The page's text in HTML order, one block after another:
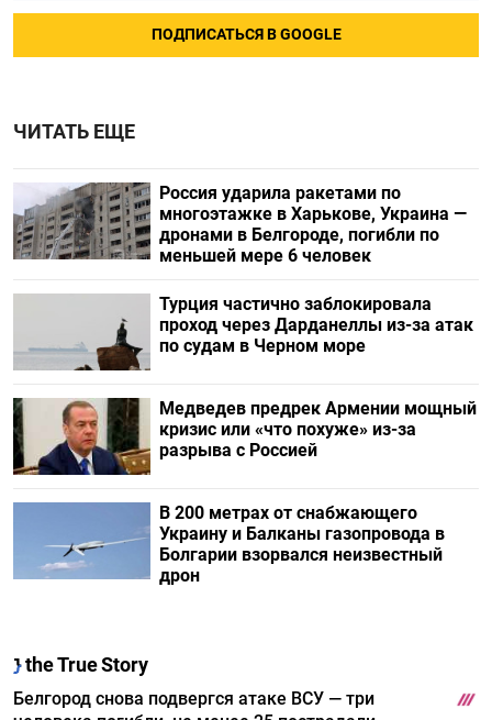
ПОДПИСАТЬСЯ В GOOGLE
ЧИТАТЬ ЕЩЕ
Россия ударила ракетами по
многоэтажке в Харькове, Украина —
дронами в Белгороде, погибли по
меньшей мере 6 человек
Турция частично заблокировала
проход через Дарданеллы из-за атак
по судам в Черном море
Медведев предрек Армении мощный
кризис или «что похуже» из-за
разрыва с Россией
В 200 метрах от снабжающего
Украину и Балканы газопровода в
Болгарии взорвался неизвестный
дрон